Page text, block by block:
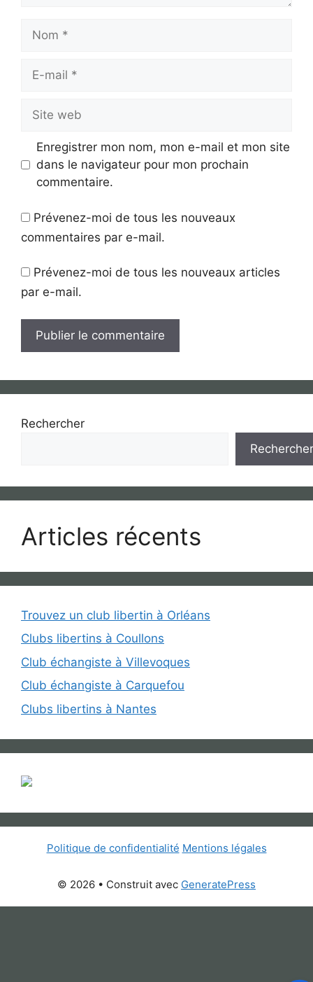
Nom
Site
web
Enregistrer mon nom, mon e-mail et mon site
dans le navigateur pour mon prochain
commentaire.
Prévenez-moi de tous les nouveaux
commentaires par e-mail.
Prévenez-moi de tous les nouveaux articles
par e-mail.
Rechercher
Rechercher
Articles récents
Trouvez un club libertin à Orléans
Clubs libertins à Coullons
Club échangiste à Villevoques
Club échangiste à Carquefou
Clubs libertins à Nantes
Politique de confidentialité Mentions légales
© 2026 • Construit avec GeneratePress